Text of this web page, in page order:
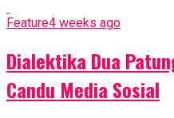
Feature4 weeks ago
Dialektika Dua
Candu Media Sosial